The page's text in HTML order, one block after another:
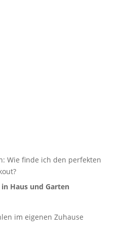
Wie finde ich den perfekten
Haus und Garten
im eigenen Zuhause